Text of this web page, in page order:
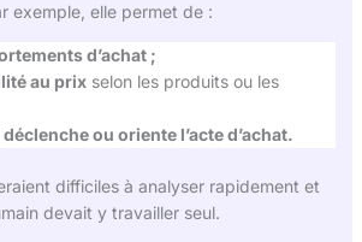
exemple, elle permet de :
d’achat ;
au prixselon les produits ou les
déclenche ou oriente l’acte d’achat.
difficiles à analyser rapidement et
devait y travailler seul.